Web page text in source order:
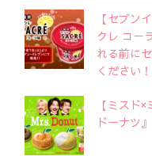
【セブン
クレ コー
れる前に
ください！
【ミスド
ドーナツ